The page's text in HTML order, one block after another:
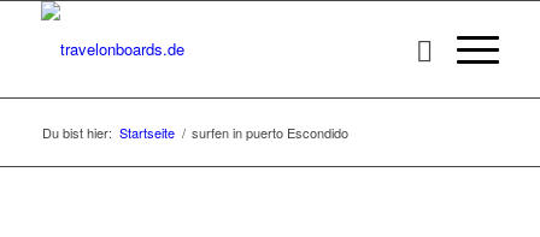
Du bist hier: Startseite / surfen in puerto Escondido